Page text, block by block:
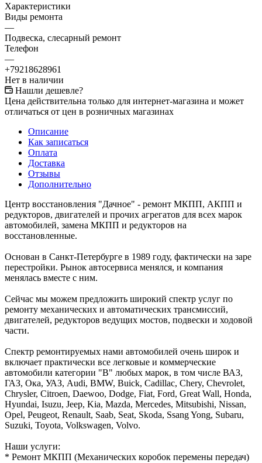
Характеристики
Виды ремонта
—
Подвеска, слесарный ремонт
Телефон
—
+79218628961
Нет в наличии
Нашли дешевле?
Цена действительна только для интернет-магазина и может
отличаться от цен в розничных магазинах
Описание
Как записаться
Оплата
Доставка
Отзывы
Дополнительно
Центр восстановления "Дачное" - ремонт МКПП, АКПП и
редукторов, двигателей и прочих агрегатов для всех марок
автомобилей, замена МКПП и редукторов на
восстановленные.
Основан в Санкт-Петербурге в 1989 году, фактически на заре
перестройки. Рынок автосервиса менялся, и компания
менялась вместе с ним.
Сейчас мы можем предложить широкий спектр услуг по
ремонту механических и автоматических трансмиссий,
двигателей, редукторов ведущих мостов, подвески и ходовой
части.
Спектр ремонтируемых нами автомобилей очень широк и
включает практически все легковые и коммерческие
автомобили категории "В" любых марок, в том числе ВАЗ,
ГАЗ, Ока, УАЗ, Audi, BMW, Buick, Cadillac, Chery, Chevrolet,
Chrysler, Citroen, Daewoo, Dodge, Fiat, Ford, Great Wall, Honda,
Hyundai, Isuzu, Jeep, Kia, Mazda, Mercedes, Mitsubishi, Nissan,
Opel, Peugeot, Renault, Saab, Seat, Skoda, Ssang Yong, Subaru,
Suzuki, Toyota, Volkswagen, Volvo.
Наши услуги:
* Ремонт МКПП (Механических коробок перемены передач)